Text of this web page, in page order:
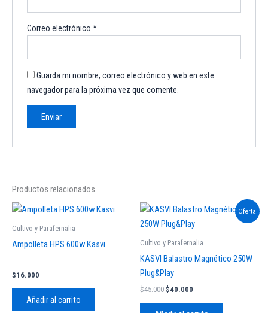
Correo electrónico*
Guarda mi nombre, correo electrónico y web en este
navegador para la próxima vez que comente.
Productos relacionados
Cultivo y Parafernalia
Ampolleta HPS 600w Kasvi
$16.000
Añadir al carrito
¡Oferta!
Cultivo y Parafernalia
KASVI Balastro Magnético 250W
Plug&Play
$45.000
El
original
$45.000.
$40.000
El
actual
es:
$40.000.